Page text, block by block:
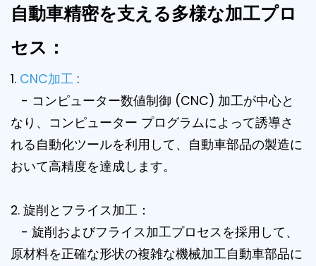
自動車精密を支える多様な加工プロ
セス：
1. CNC加工 :
- コンピューター数値制御 (CNC) 加工が中心と
なり、コンピューター プログラムによって誘導さ
れる自動化ツールを利用して、自動車部品の製造に
おいて高精度を達成します。
2. 旋削とフライス加工：
- 旋削およびフライス加工プロセスを採用して、
原材料を正確な形状の複雑な機械加工自動車部品に